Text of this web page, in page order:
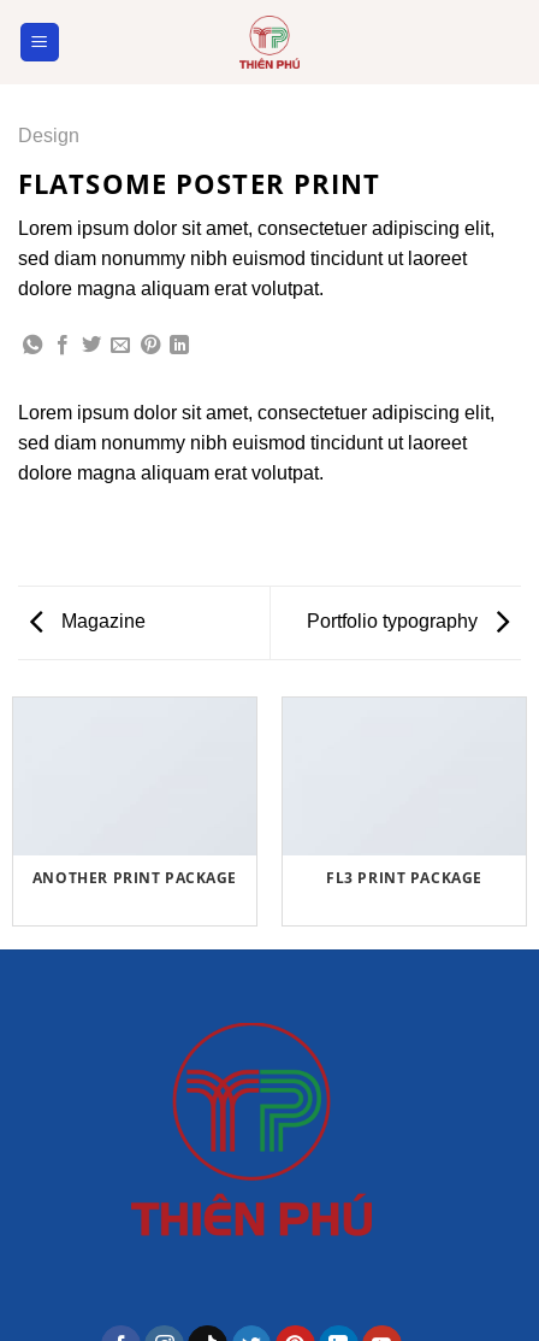
Design
FLATSOME POSTER PRINT
Lorem ipsum dolor sit amet, consectetuer adipiscing elit,
sed diam nonummy nibh euismod tincidunt ut laoreet
dolore magna aliquam erat volutpat.
Lorem ipsum dolor sit amet, consectetuer adipiscing elit,
sed diam nonummy nibh euismod tincidunt ut laoreet
dolore magna aliquam erat volutpat.
Magazine Portfolio typography
ANOTHER PRINT PACKAGE FL3 PRINT PACKAGE